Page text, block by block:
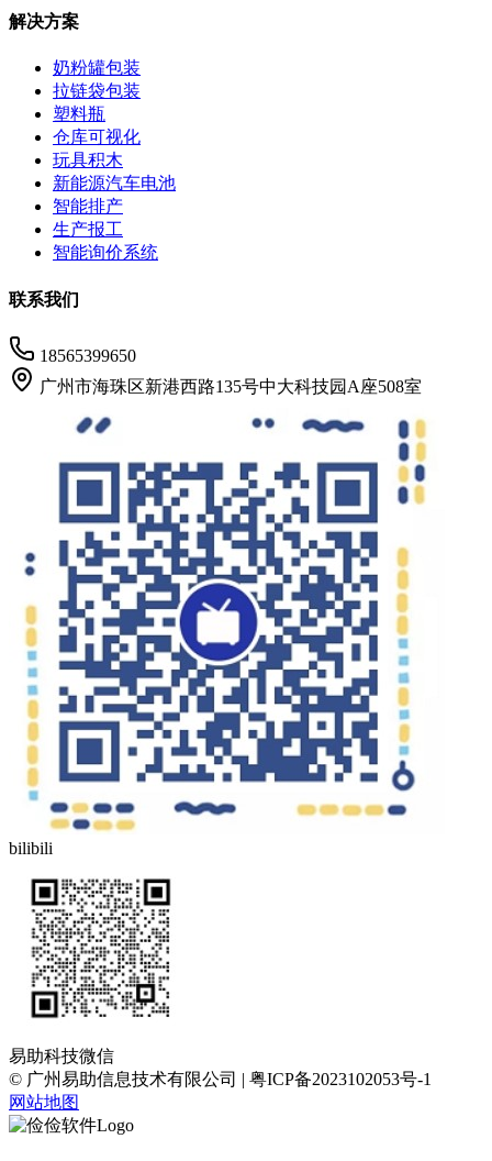
解决方案
奶粉罐包装
拉链袋包装
塑料瓶
仓库可视化
玩具积木
新能源汽车电池
智能排产
生产报工
智能询价系统
联系我们
18565399650
广州市海珠区新港西路135号中大科技园A座508室
bilibili
易助科技微信
© 广州易助信息技术有限公司 | 粤ICP备2023102053号-1
网站地图